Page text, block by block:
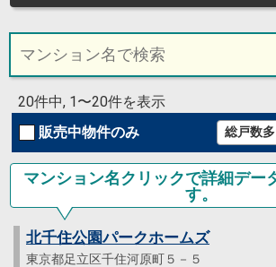
20件中, 1〜20件を表示
販売中物件のみ
マンション名クリックで詳細デー
す。
北千住公園パークホームズ
東京都足立区千住河原町５－５